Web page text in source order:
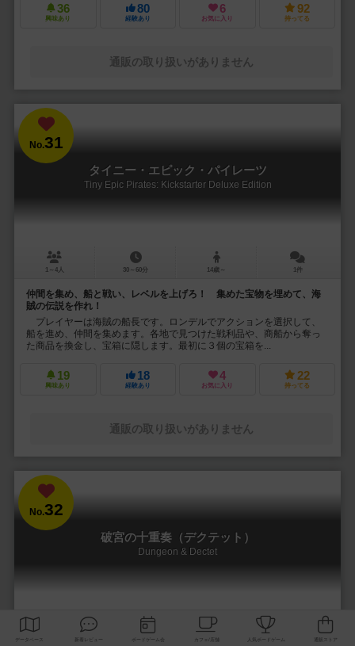
36
興味あり
80
経験あり
6
お気に入り
92
持ってる
通販の取り扱いがありません
No.31
タイニー・エピック・パイレーツ
Tiny Epic Pirates: Kickstarter Deluxe Edition
1～4人 30～60分 14歳～ 1件
仲間を集め、船と戦い、レベルを上げろ！ 集めた宝物を埋めて、海
賊の伝説を作れ！
プレイヤーは海賊の船長です。ロンデルでアクションを選択して、
船を進め、仲間を集めます。各地で見つけた戦利品や、商船から奪っ
た商品を換金し、宝箱に隠します。最初に３個の宝箱を...
19
興味あり
18
経験あり
4
お気に入り
22
持ってる
通販の取り扱いがありません
No.32
破宮の十重奏（デクテット）
Dungeon & Dectet
10歳～